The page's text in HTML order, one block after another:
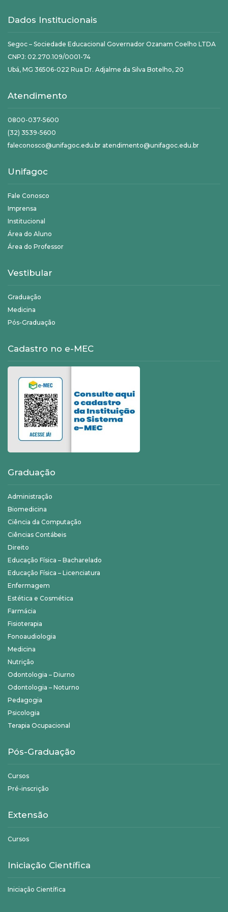
Dados Institucionais
Segoc – Sociedade Educacional Governador Ozanam Coelho LTDA
CNPJ: 02.270.109/0001-74
Ubá, MG 36506-022 Rua Dr. Adjalme da Silva Botelho, 20
Atendimento
0800-037-5600
(32) 3539-5600
faleconosco@unifagoc.edu.br atendimento@unifagoc.edu.br
Unifagoc
Fale Conosco
Imprensa
Institucional
Área do Aluno
Área do Professor
Vestibular
Graduação
Medicina
Pós-Graduação
Cadastro no e-MEC
Graduação
Administração
Biomedicina
Ciência da Computação
Ciências Contábeis
Direito
Educação Física – Bacharelado
Educação Física – Licenciatura
Enfermagem
Estética e Cosmética
Farmácia
Fisioterapia
Fonoaudiologia
Medicina
Nutrição
Odontologia – Diurno
Odontologia – Noturno
Pedagogia
Psicologia
Terapia Ocupacional
Pós-Graduação
Cursos
Pré-inscrição
Extensão
Cursos
Iniciação Científica
Iniciação Científica